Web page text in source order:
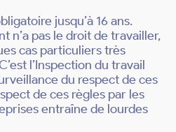
jusqu’à 16 ans.
n’a pas le droit de travailler,
cas particuliers très
l’Inspection du travail
du respect de ces
de ces règles par les
entraîne de lourdes